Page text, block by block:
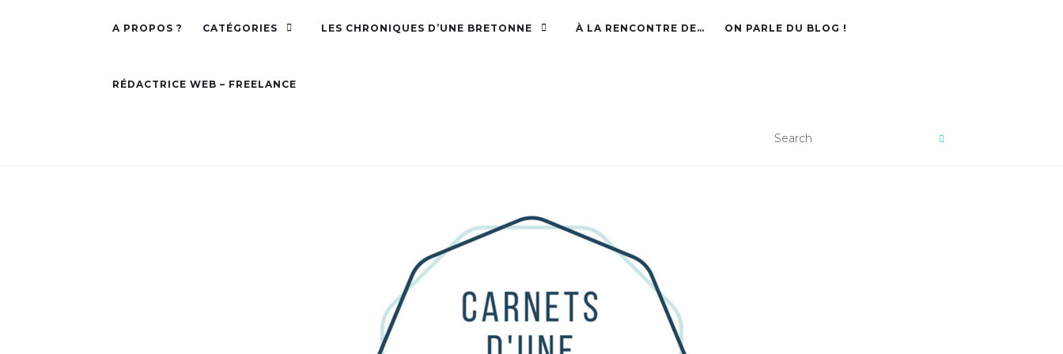
A PROPOS ? CATÉGORIES LES CHRONIQUES D’UNE BRETONNE À LA RENCONTRE DE… ON PARLE DU BLOG !
RÉDACTRICE WEB – FREELANCE